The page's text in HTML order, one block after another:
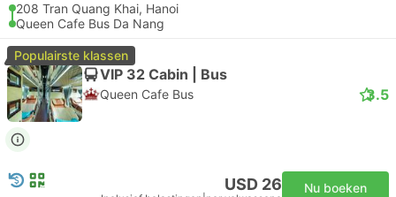
208 Tran Quang Khai, Hanoi
Queen Cafe Bus Da Nang
Populairste klassen
VIP 32 Cabin | Bus
Queen Cafe Bus 3.5
USD 26 Nu boeken